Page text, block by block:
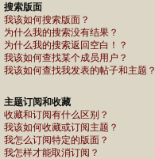
搜索版面
我该如何搜索版面？
为什么我的搜索没有结果？
为什么我的搜索返回空白！？
我该如何查找某个成员用户？
我该如何查找我发表的帖子和主题？
主题订阅和收藏
收藏和订阅有什么区别？
我该如何收藏或订阅主题？
我怎么订阅特定的版面？
我怎样才能取消订阅？